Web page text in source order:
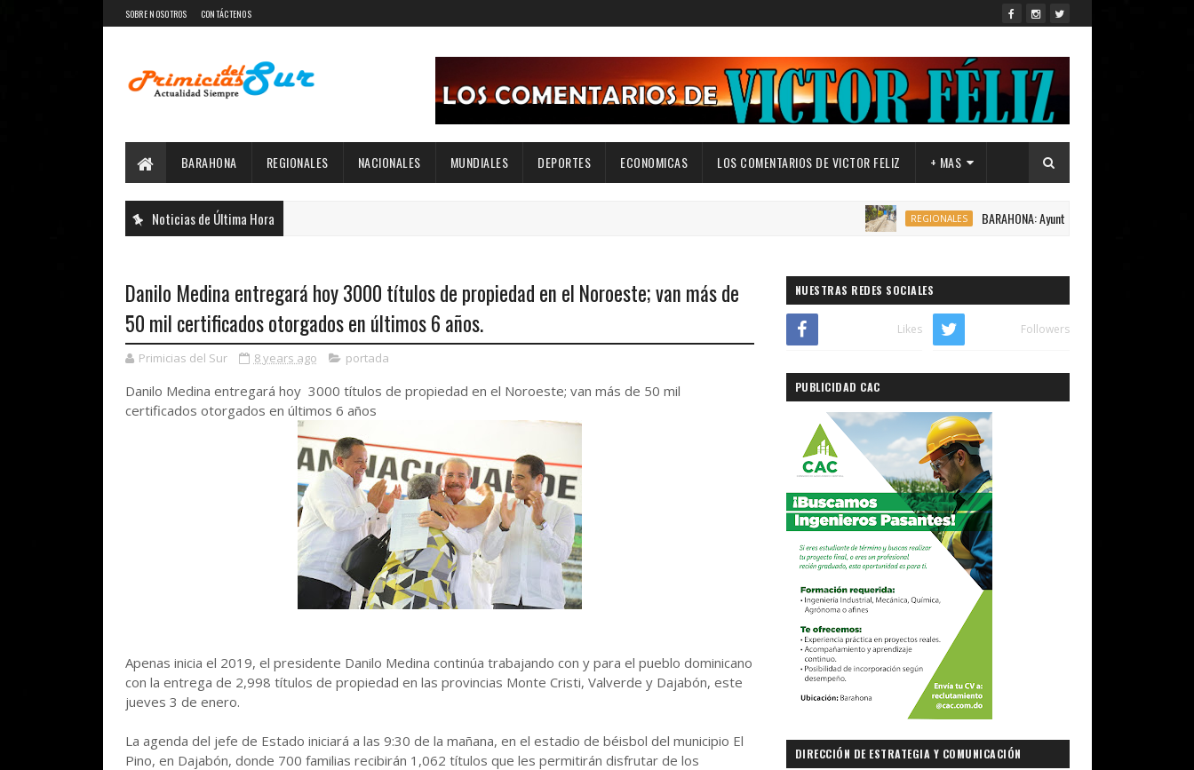
SOBRE NOSOTROS CONTÁCTENOS
BARAHONA REGIONALES NACIONALES MUNDIALES DEPORTES ECONOMICAS LOS COMENTARIOS DE VICTOR FELIZ + MAS
Noticias de Última Hora REGIONALES BARAHONA: Ayuntamiento de Canoa,inicia construcción
Danilo Medina entregará hoy 3000 títulos de propiedad en el Noroeste; van más de
50 mil certificados otorgados en últimos 6 años.
Primicias del Sur 8 years ago portada
Danilo Medina entregará hoy 3000 títulos de propiedad en el Noroeste; van más de 50 mil
certificados otorgados en últimos 6 años
Apenas inicia el 2019, el presidente Danilo Medina continúa trabajando con y para el pueblo dominicano
con la entrega de 2,998 títulos de propiedad en las provincias Monte Cristi, Valverde y Dajabón, este
jueves 3 de enero.
La agenda del jefe de Estado iniciará a las 9:30 de la mañana, en el estadio de béisbol del municipio El
Pino, en Dajabón, donde 700 familias recibirán 1,062 títulos que les permitirán disfrutar de los
NUESTRAS REDES SOCIALES
Likes Followers
PUBLICIDAD CAC
DIRECCIÓN DE ESTRATEGIA Y COMUNICACIÓN